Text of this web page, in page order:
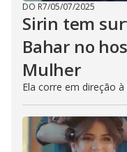
DO R7/05/07/2025
Sirin tem
Bahar no
Mulher
Ela corre em direção